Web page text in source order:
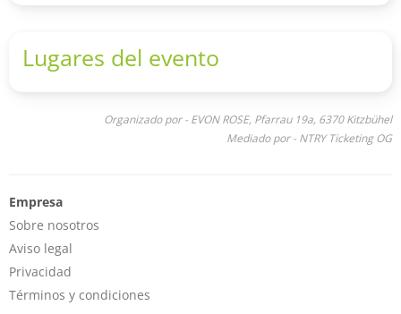
Lugares del evento
Organizado por - EVON ROSE, Pfarrau 19a, 6370 Kitzbühel
Mediado por - NTRY Ticketing OG
Empresa
Sobre nosotros
Aviso legal
Privacidad
Términos y condiciones